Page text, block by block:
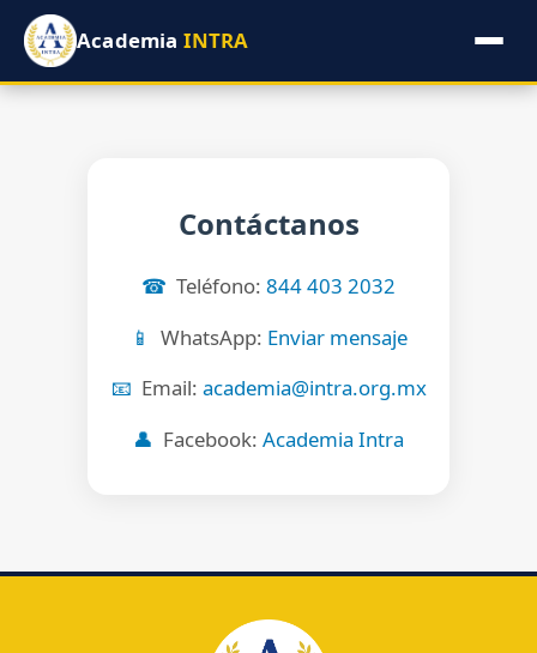
Academia INTRA
Contáctanos
☎ Teléfono: 844 403 2032
📱
WhatsApp: Enviar mensaje
📧 Email: academia@intra.org.mx
👤 Facebook: Academia Intra